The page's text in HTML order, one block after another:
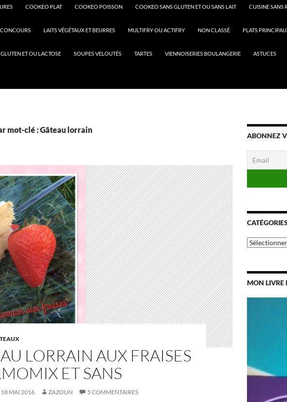
COOKEO PLAT COOKEO POISSON COOKEO SANS GLUTEN ET OU SANS LAIT CUISINE SANS
CONCOURS LAITS VÉGÉTAUX ET BEURRES MULTIFRY OU ACTIFRY NON CLASSÉ PLATS
ET OU LACTOSE SOUPES VELOUTÉS TARTES VIENNOISERIES BOULANGERIE ASTUCES
mot-clé : Gâteau lorrain
LORRAIN AUX FRAISES
ET SANS
18 MAI 2016 ZAZOUN 5 COMMENTAIRES
ABONNEZ
Catégories
MON LIVRE